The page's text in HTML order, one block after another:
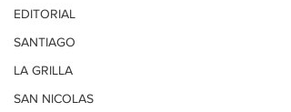
EDITORIAL
SANTIAGO
LA GRILLA
SAN NICOLAS